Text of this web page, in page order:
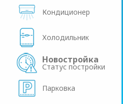
Кондиционер
Холодильник
Новостройка
Статус постройки
Парковка